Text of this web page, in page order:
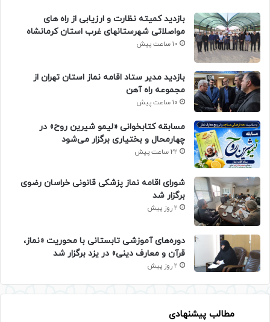
بازدید کمیته نظارت و ارزیابی از راه های
مواصلاتی شهرستانهای غرب استان کرمانشاه
10 ساعت پیش
بازدید مدیر ستاد اقامه نماز استان تهران از
مجموعه راه آهن
10 ساعت پیش
مسابقه کتابخوانی «لیمو شیرین روح» در
چهارمحال و بختیاری برگزار می‌شود
22 ساعت پیش
شورای اقامه نماز پزشکی قانونی خراسان رضوی
برگزار شد
2 روز پیش
دوره‌های آموزشی تابستانی با محوریت «نماز،
قرآن و معارف دینی» در یزد برگزار شد
2 روز پیش
مطالب پیشنهادی